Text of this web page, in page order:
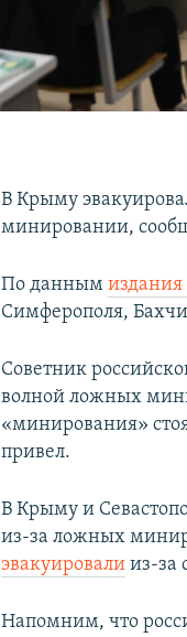
В Крыму
минировании,
По даннымиздания
Симферополя,
Советник
волной ложных
«минирования»
привел.
В Крыму и
из-за ложных
эвакуировали из-за
Напомним, что